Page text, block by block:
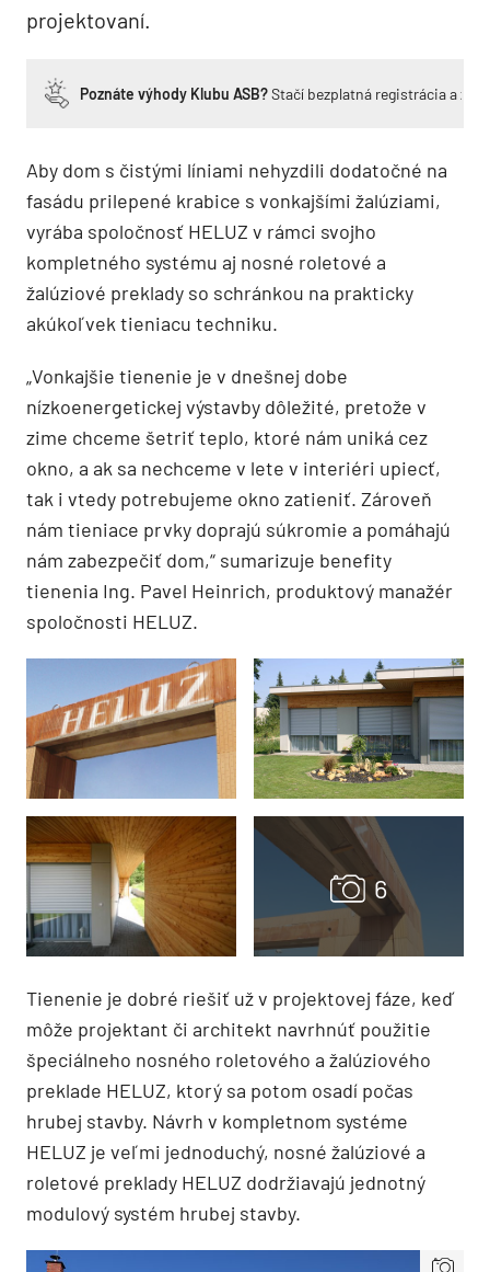
projektovaní.
Poznáte výhody Klubu ASB?Stačí bezplatná registrácia a
Aby dom s čistými líniami nehyzdili dodatočné na
fasádu prilepené krabice s vonkajšími žalúziami,
vyrába spoločnosť HELUZ v rámci svojho
kompletného systému aj nosné roletové a
žalúziové preklady so schránkou na prakticky
akúkoľvek tieniacu techniku.
„Vonkajšie tienenie je v dnešnej dobe
nízkoenergetickej výstavby dôležité, pretože v
zime chceme šetriť teplo, ktoré nám uniká cez
okno, a ak sa nechceme v lete v interiéri upiecť,
tak i vtedy potrebujeme okno zatieniť. Zároveň
nám tieniace prvky doprajú súkromie a pomáhajú
nám zabezpečiť dom,“ sumarizuje benefity
tienenia Ing. Pavel Heinrich, produktový manažér
spoločnosti HELUZ.
Tienenie je dobré riešiť už v projektovej fáze, keď
môže projektant či architekt navrhnúť použitie
špeciálneho nosného roletového a žalúziového
preklade HELUZ, ktorý sa potom osadí počas
hrubej stavby. Návrh v kompletnom systéme
HELUZ je veľmi jednoduchý, nosné žalúziové a
roletové preklady HELUZ dodržiavajú jednotný
modulový systém hrubej stavby.